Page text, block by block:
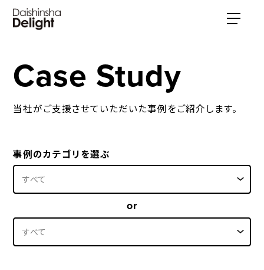
Case Study
当社がご支援させていただいた事例をご紹介します。
事例のカテゴリを選ぶ
or